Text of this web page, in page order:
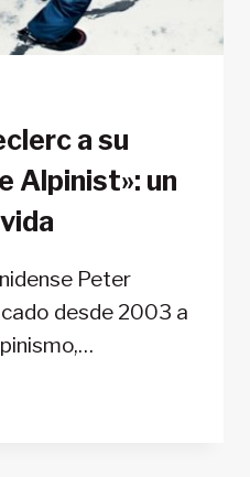
a su
Alpinist»: un
Peter
desde 2003 a